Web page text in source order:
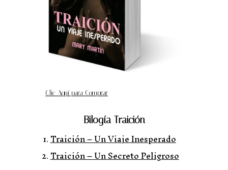
Clic Aquí para Comprar
Bilogía Traición
Traición – Un Viaje Inesperado
Traición – Un Secreto Peligroso